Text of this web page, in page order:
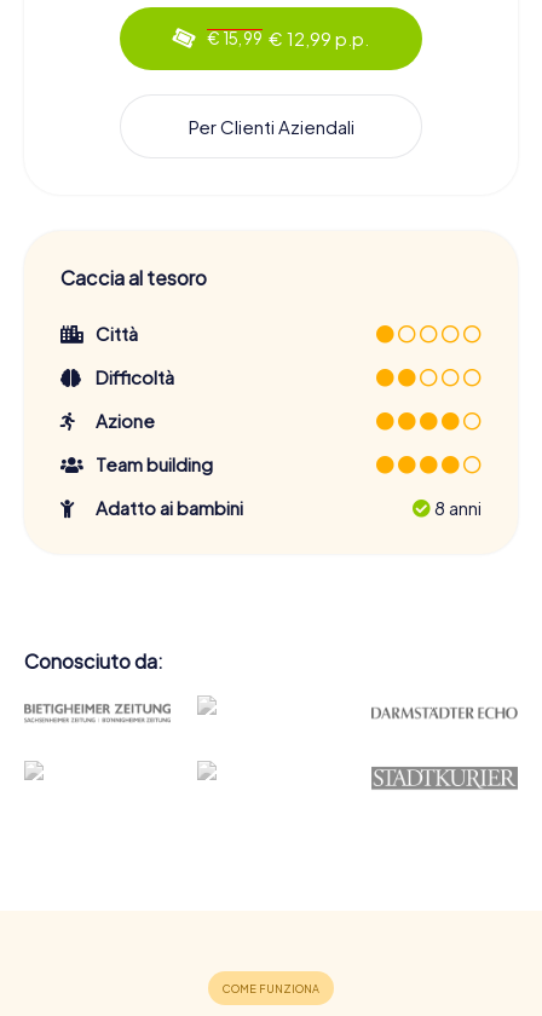
€ 15,99 € 12,99 p.p.
Per Clienti Aziendali
Caccia al tesoro
Città
Difficoltà
Azione
Team building
Adatto ai bambini
8 anni
Conosciuto da: